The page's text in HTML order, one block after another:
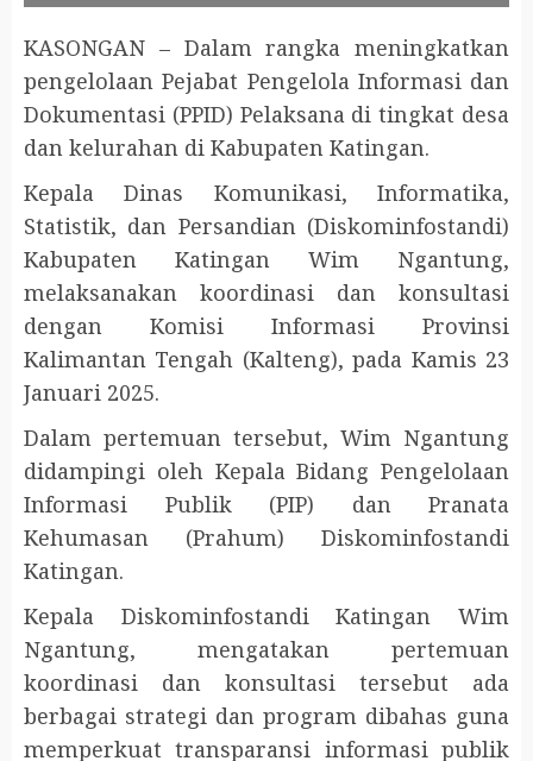
KASONGAN – Dalam rangka meningkatkan
pengelolaan Pejabat Pengelola Informasi dan
Dokumentasi (PPID) Pelaksana di tingkat desa
dan kelurahan di Kabupaten Katingan.
Kepala Dinas Komunikasi, Informatika,
Statistik, dan Persandian (Diskominfostandi)
Kabupaten Katingan Wim Ngantung,
melaksanakan koordinasi dan konsultasi
dengan Komisi Informasi Provinsi
Kalimantan Tengah (Kalteng), pada Kamis 23
Januari 2025.
Dalam pertemuan tersebut, Wim Ngantung
didampingi oleh Kepala Bidang Pengelolaan
Informasi Publik (PIP) dan Pranata
Kehumasan (Prahum) Diskominfostandi
Katingan.
Kepala Diskominfostandi Katingan Wim
Ngantung, mengatakan pertemuan
koordinasi dan konsultasi tersebut ada
berbagai strategi dan program dibahas guna
memperkuat transparansi informasi publik